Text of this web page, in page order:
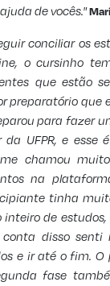
de vocês."
conciliar os
o cursinho
que estão
preparatório que
para fazer
UFPR, e esse
chamou
na
tinha
inteiro de
conta disso senti
e ir até o fim. O
fase